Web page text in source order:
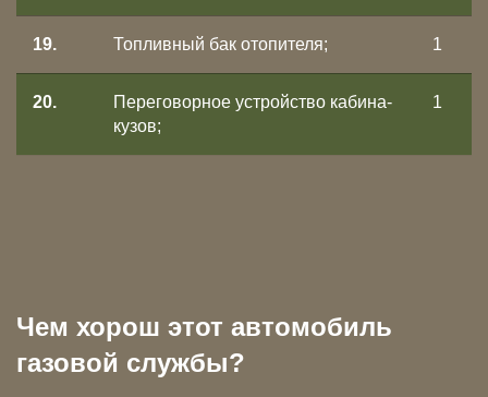
19. Топливный бак отопителя; 1
20.
Переговорное устройство кабина-
кузов;
1
Чем хорош этот автомобиль
газовой службы?